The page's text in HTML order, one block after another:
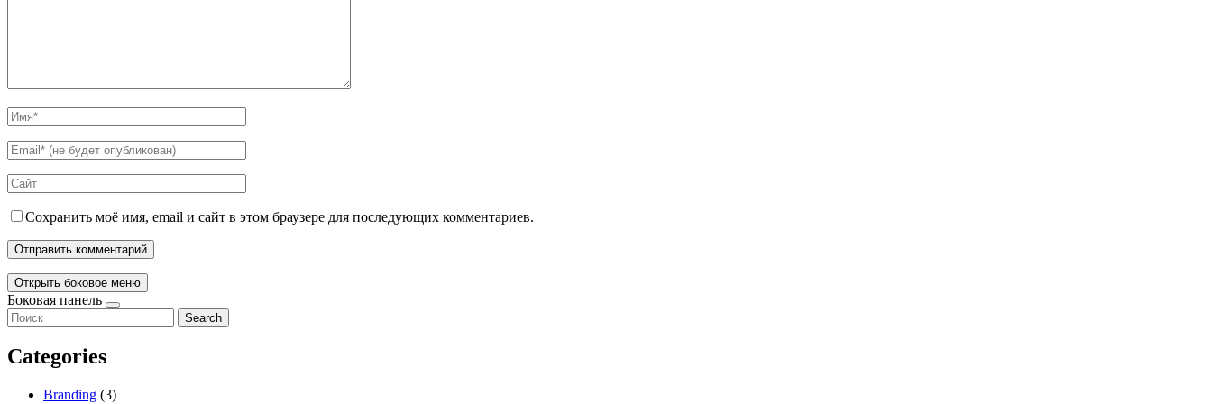
Сохранить моё имя, email и сайт в этом браузере для последующих комментариев.
Открыть боковое меню
Боковая панель
Search
Categories
Branding (3)